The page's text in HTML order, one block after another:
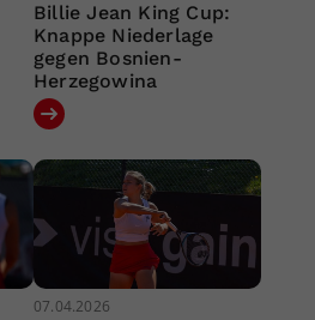
Billie Jean King Cup:
Knappe Niederlage
gegen Bosnien-
Herzegowina
07.04.2026